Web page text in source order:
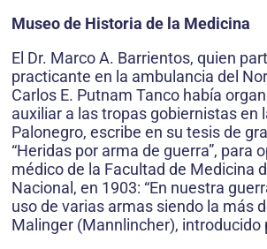
Museo de Historia de la Medicina
El Dr. Marco A. Barrientos, quien
practicante en la ambulancia del
Carlos E. Putnam Tanco había
auxiliar a las tropas gobiernistas en
Palonegro, escribe en su tesis de
“Heridas por arma de guerra”, para
médico de la Facultad de Medicina
Nacional, en 1903: “En nuestra
uso de varias armas siendo la más
Malinger (Mannlincher), introducido